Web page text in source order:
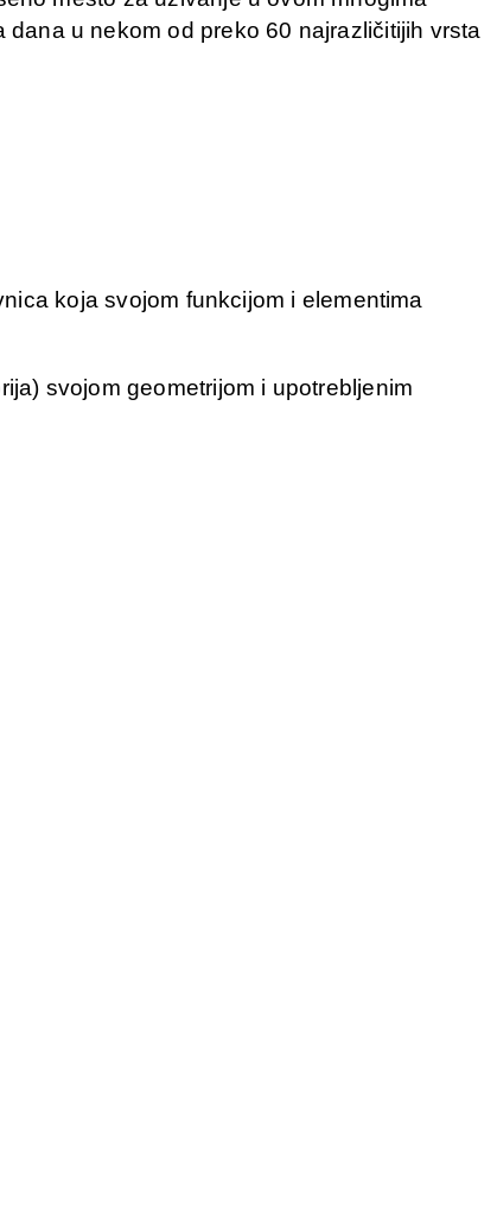
u nekom od preko 60 najrazličitijih vrsta
koja svojom funkcijom i elementima
svojom geometrijom i upotrebljenim